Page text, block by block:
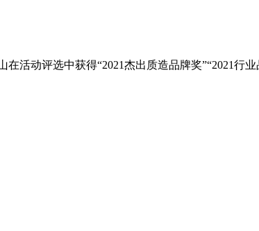
活动评选中获得“2021杰出质造品牌奖”“2021行业